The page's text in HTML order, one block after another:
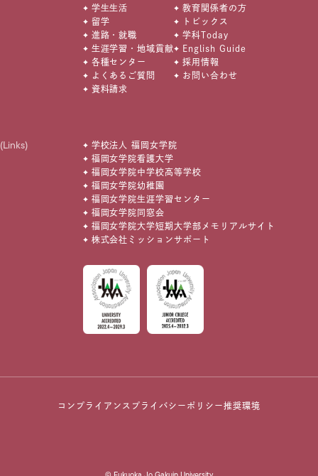
学生生活
留学
進路・就職
生涯学習・地域貢献
各種センター
よくあるご質問
資料請求
教育関係者の方
トピックス
学科Today
English Guide
採用情報
お問い合わせ
(Links)
学校法人 福岡女学院
福岡女学院看護大学
福岡女学院中学校高等学校
福岡女学院幼稚園
福岡女学院生涯学習センター
福岡女学院同窓会
福岡女学院大学短期大学部メモリアルサイト
株式会社ミッションサポート
コンプライアンス プライバシーポリシー推奨環境